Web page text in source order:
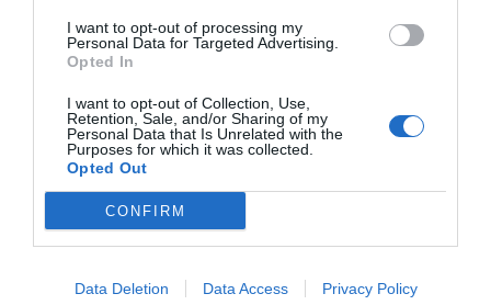
I want to opt-out of processing my
Personal Data for Targeted Advertising.
Opted In
I want to opt-out of Collection, Use,
Retention, Sale, and/or Sharing of my
Personal Data that Is Unrelated with the
Purposes for which it was collected.
Opted Out
CONFIRM
Data Deletion Data Access Privacy Policy
El regalo de 'Mojamé'